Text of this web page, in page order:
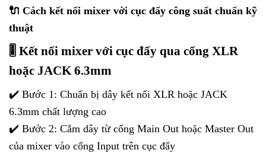
🔌 Cách kết nối mixer với cục đẩy công suất chuẩn kỹ
thuật
🎚️ Kết nối mixer với cục đẩy qua cổng XLR
hoặc JACK 6.3mm
✔️ Bước 1: Chuẩn bị dây kết nối XLR hoặc JACK
6.3mm chất lượng cao
✔️ Bước 2: Cắm dây từ cổng Main Out hoặc Master Out
của mixer vào cổng Input trên cục đẩy